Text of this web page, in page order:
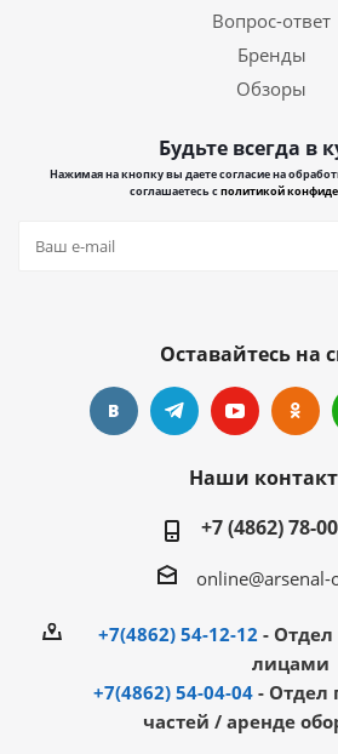
Вопрос-ответ
Бренды
Обзоры
Будьте всегда в
Нажимая на кнопку вы даете согласие на
соглашаетесь сполитикой
Оставайтесь на
Наши
+7 (4862) 78-
online@arsenal-
+7(4862) 54-12-12 - Отдел
лицами
+7(4862) 54-04-04 - Отдел
частей / аренде